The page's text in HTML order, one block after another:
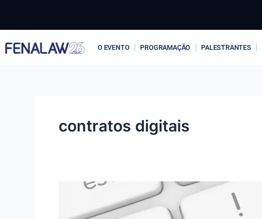
o
conteúdo
O EVENTO PROGRAMAÇÃO PALESTRANTES
contratos digitais
Assinatura